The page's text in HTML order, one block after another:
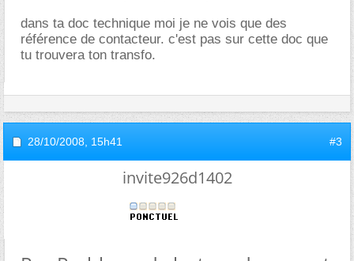
dans ta doc technique moi je ne vois que des
référence de contacteur. c'est pas sur cette doc que
tu trouvera ton transfo.
28/10/2008, 15h41 #3
invite926d1402